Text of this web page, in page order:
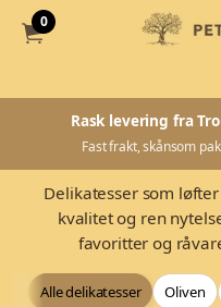
0
Rask levering fra
Fast frakt, skånsom
Delikatesser som
kvalitet og ren
favoritter og
Alle delikatesser Oliven